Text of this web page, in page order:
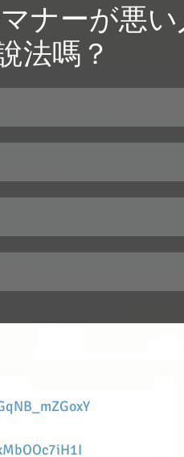
ナーが悪
法嗎？